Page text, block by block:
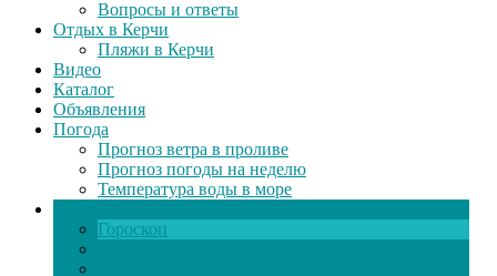
Вопросы и ответы
Отдых в Керчи
Пляжи в Керчи
Видео
Каталог
Объявления
Погода
Прогноз ветра в проливе
Прогноз погоды на неделю
Температура воды в море
Гороскоп